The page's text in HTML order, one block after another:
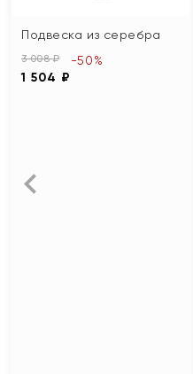
Подвеска из серебра
3 008 ₽
1 504 ₽
-50%